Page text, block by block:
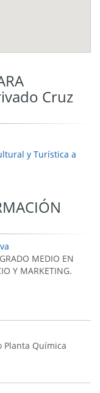
Cruz
y Turística a
MEDIO EN
Y MARKETING.
Planta Química